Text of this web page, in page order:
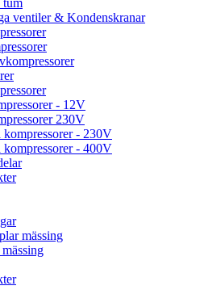
tum
ventiler & Kondenskranar
- 12V
230V
kompressorer - 230V
kompressorer - 400V
mässing